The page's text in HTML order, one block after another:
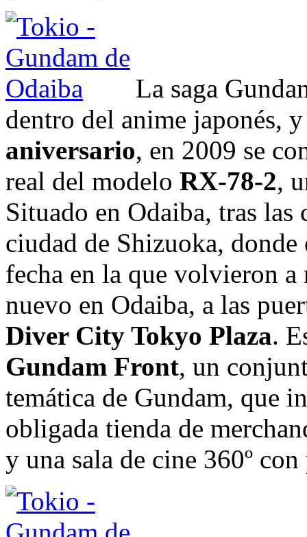
La saga
dentro del anime japonés,
aniversario, en 2009 se
real del modelo RX-78-2,
Situado en Odaiba, tras las
ciudad de Shizuoka,
fecha en la que volvieron
nuevo en Odaiba, a las
Diver City Tokyo Plaza.
Gundam Front, un
temática de Gundam, que
obligada tienda de
y una sala de cine 360º